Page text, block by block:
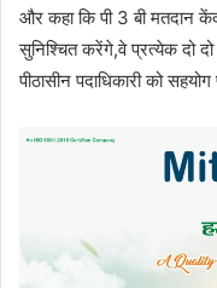
और कहा कि पी 3 बी मतदान
सुनिश्चित करेंगे,वे प्रत्येक दो
पीठासीन पदाधिकारी को